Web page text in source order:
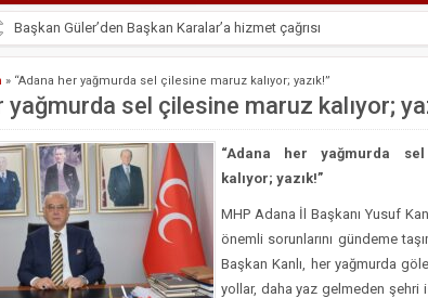
Başkan Güler’den Başkan Karalar’a hizmet çağrısı
Lokantacılar ve Kebapçılar Esnaf Odası Başkanı Şefik Arslan
Hak-İş Abdurrahman Yücel
HDP İL BİNASININ ÖNÜNDE ANNELER TARİH YAZIYORLAR
CEYHAN TİCARET ODASI
Hainler emellerine asla erişemeyecekler
BÖLGEMİZ ÇUKUROVA’DA 2019 YILI PAMUK HASADINA
İyi Parti Yüreğir İlçe Başkanı Enis Akyürek
Kimyasallardan Koruma Derneği Başkanı Cennet Çelik
» “Adana her yağmurda sel çilesine maruz kalıyor; yazık!”
yağmurda sel çilesine maruz kalıyor;
“Adana her yağmurda
kalıyor; yazık!”
MHP Adana İl Başkanı Yusuf
önemli sorunlarını gündeme
Başkan Kanlı, her yağmurda
yollar, daha yaz gelmeden şehri